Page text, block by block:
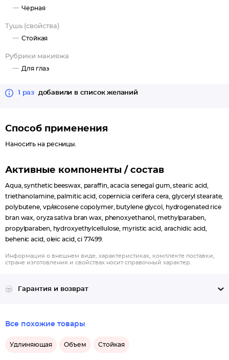
Черная
Тушь (свойства)
Стойкая
Рубрики макияжа
Для глаз
1 раз добавили в список желаний
Способ применения
Наносить на ресницы.
Активные компоненты / состав
Aqua, synthetic beeswax, paraffin, acacia senegal gum, stearic acid,
triethanolamine, palmitic acid, copernicia cerifera cera, glyceryl stearate,
polybutene, vp/eicosene copolymer, butylene glycol, hydrogenated rice
bran wax, oryza sativa bran wax, phenoxyethanol, methylparaben,
propylparaben, hydroxyethylcellulose, myristic acid, arachidic acid,
behenic acid, oleic acid, ci 77499.
Информация о внешнем виде, характеристиках, комплекте поставки,
стране изготовления и свойствах носит справочный характер.
Гарантия и возврат
Все похожие товары
Удлиняющая Объем Стойкая